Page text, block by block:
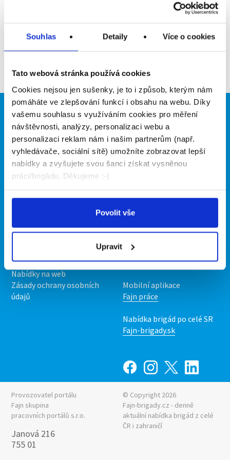
Souhlas Detaily Více o cookies
Tato webová stránka používá cookies
Cookies nejsou jen sušenky, je to i způsob, kterým nám
pomáháte ve zlepšování funkcí i obsahu na webu. Díky
vašemu souhlasu s využíváním cookies pro měření
návštěvnosti, analýzy, personalizaci webu a
personalizaci reklam nám i našim partnerům (např.
vyhledávače, sociální sítě) umožníte zobrazovat lepší
nabídky a zvyšujete svou šanci získat vysněnou
práci/brigádu. Děkujeme :-)
Povolit vše
Upravit
Brigádníci
Články
Hledané brigády
Firmy
Vložit inzerát
Ceník
Propagace
O portálu
O nás
Upravit předvolby cookies
Statistiky pro média
Nabídky na web
Zásady ochrany osobních
údajů
Naše další projekty
Mobilní aplikace
Fajn brigády
Nabídka práce z celé ČR
INwork.cz
Mobilní aplikace
Fajn práce
Nabídka brigád po celé SR
Fajn-brigady.sk
Provozovatel portálu
Fajn skupina
pracovních portálů s.r.o.
Janová 216
755 01
© Copyright 2026
Fajn-brigady.cz - denně
aktuální nabídka brigád z celé
ČR i zahraničí